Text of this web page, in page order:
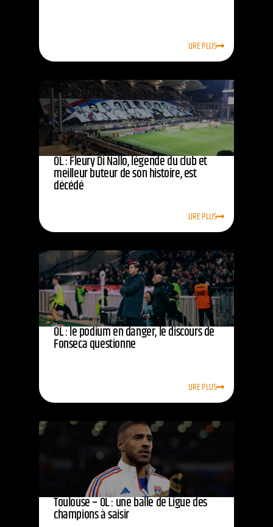
LIRE PLUS
OL : Fleury Di Nallo, légende du club et
meilleur buteur de son histoire, est
décédé
LIRE PLUS
OL : le podium en danger, le discours de
Fonseca questionne
LIRE PLUS
Toulouse – OL : une balle de Ligue des
champions à saisir